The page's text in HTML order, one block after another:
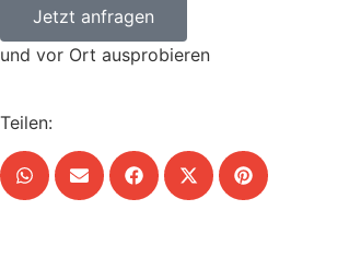
Jetzt anfragen
und vor Ort ausprobieren
Teilen: